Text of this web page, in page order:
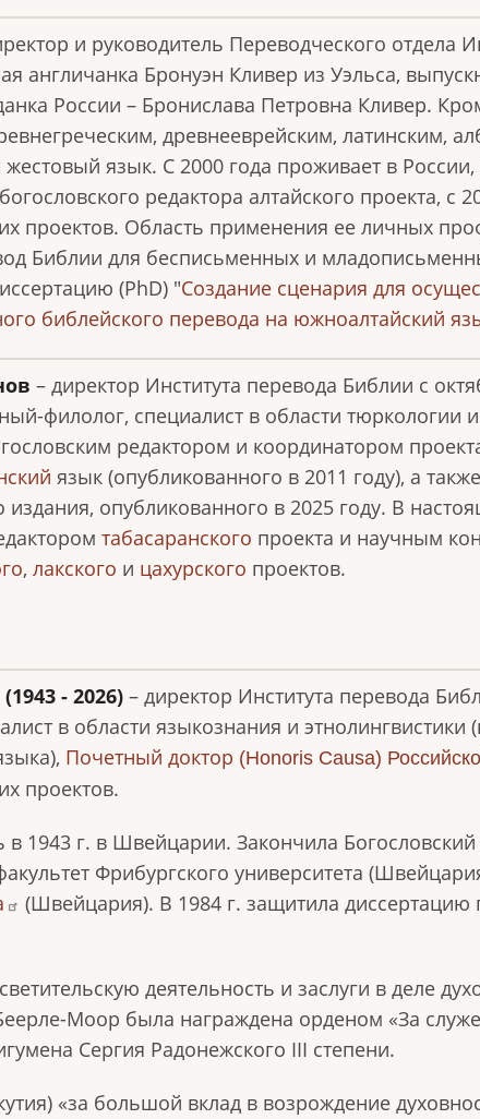
и руководитель Переводческого отдела
англичанка Бронуэн Кливер из Уэльса,
России – Бронислава Петровна Кливер.
древнееврейским, латинским,
язык. С 2000 года проживает в
редактора алтайского проекта, с
проектов. Область применения ее личных
Библии для бесписьменных и
(PhD) "Создание сценария для
библейского перевода на южноалтайский
– директор Института перевода Библии с
филолог, специалист в области тюркологии
редактором и координатором
язык (опубликованного в 2011 году), а
издания, опубликованного в 2025 году. В
табасаранского проекта и научным
, лакского и цахурского проектов.
(1943 - 2026) – директор Института перевода
в области языкознания и этнолингвистики
Почетный доктор (Honoris Causa)
проектов.
1943 г. в Швейцарии. Закончила Богословский
Фрибургского университета
(Швейцария). В 1984 г. защитила диссертацию
деятельность и заслуги в деле
Моор была награждена орденом «За
Сергия Радонежского III степени.
«за большой вклад в возрождение